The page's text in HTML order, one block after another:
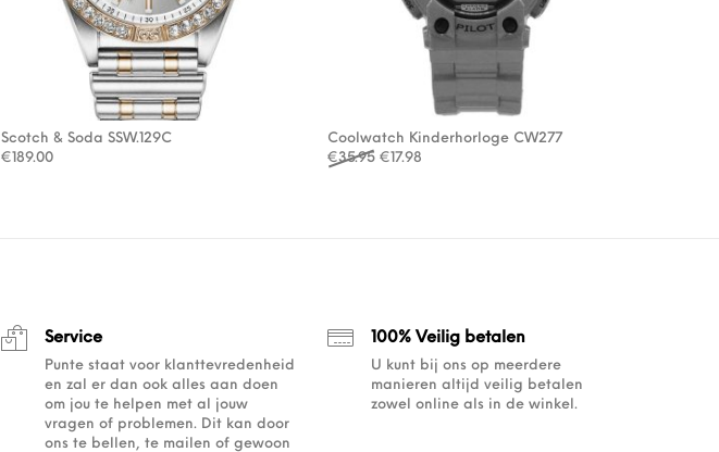
Scotch & Soda SSW.129C
€189.00
Coolwatch Kinderhorloge CW277
€35.95 Oorspronkelijke prijs was: €35.95.
€17.98
Service
Punte staat voor klanttevredenheid
en zal er dan ook alles aan doen
om jou te helpen met al jouw
vragen of problemen. Dit kan door
ons te bellen, te mailen of gewoon
100% Veilig betalen
U kunt bij ons op meerdere
manieren altijd veilig betalen
zowel online als in de winkel.